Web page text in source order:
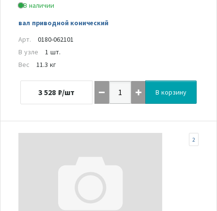
В наличии
вал приводной конический
Арт.
0180-062101
В узле
1 шт.
Вес
11.3 кг
3 528 ₽/шт В корзину
2